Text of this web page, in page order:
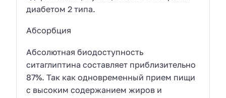
диабетом 2 типа.
Абсорбция
Абсолютная биодоступность
ситаглиптина составляет приблизительно
87%. Так как одновременный прием пищи
с высоким содержанием жиров и